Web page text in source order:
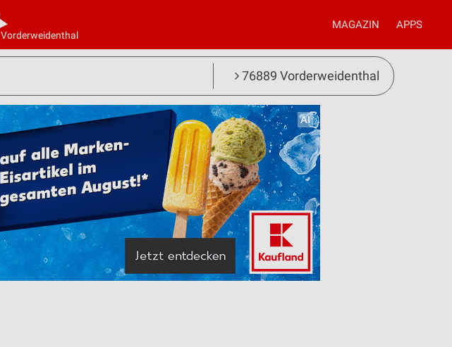
Vorderweidenthal
MAGAZIN APPS
76889 Vorderweidenthal